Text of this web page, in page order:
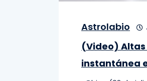
Astrolabio
(Video)
instantánea